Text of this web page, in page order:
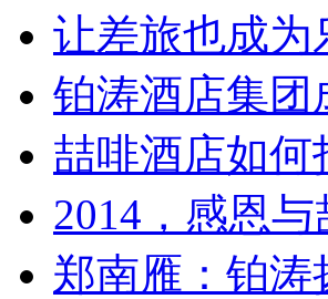
让差旅也成为
铂涛酒店集团
喆啡酒店如何
2014，感恩与
郑南雁：铂涛